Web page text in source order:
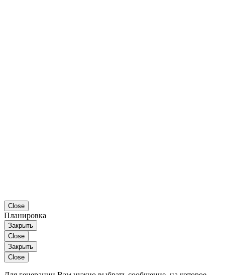
Close
Планировка
Закрыть
Close
Закрыть
Close